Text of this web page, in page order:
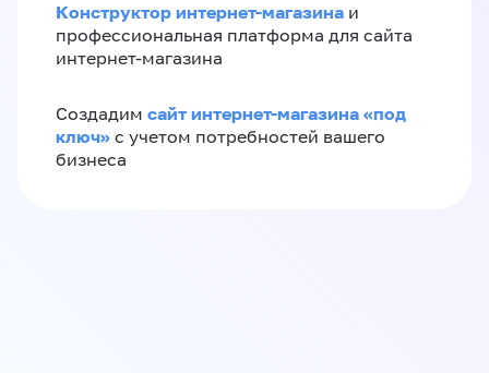
Конструктор интернет-магазина и
профессиональная платформа для сайта
интернет-магазина
Создадим сайт интернет-магазина «под
ключ» с учетом потребностей вашего
бизнеса